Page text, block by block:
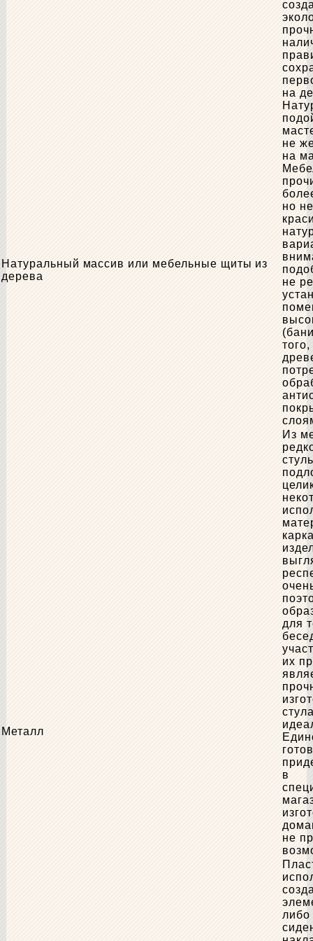
Натуральный массив или мебельные щиты из
дерева
на
не
на
но
не
Металл
Из
для
их
в
не
либо